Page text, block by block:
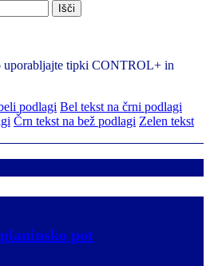
uporabljajte tipki CONTROL+ in
podlagi Bel tekst na črni podlagi
Črn tekst na bež podlagi Zelen tekst
pot